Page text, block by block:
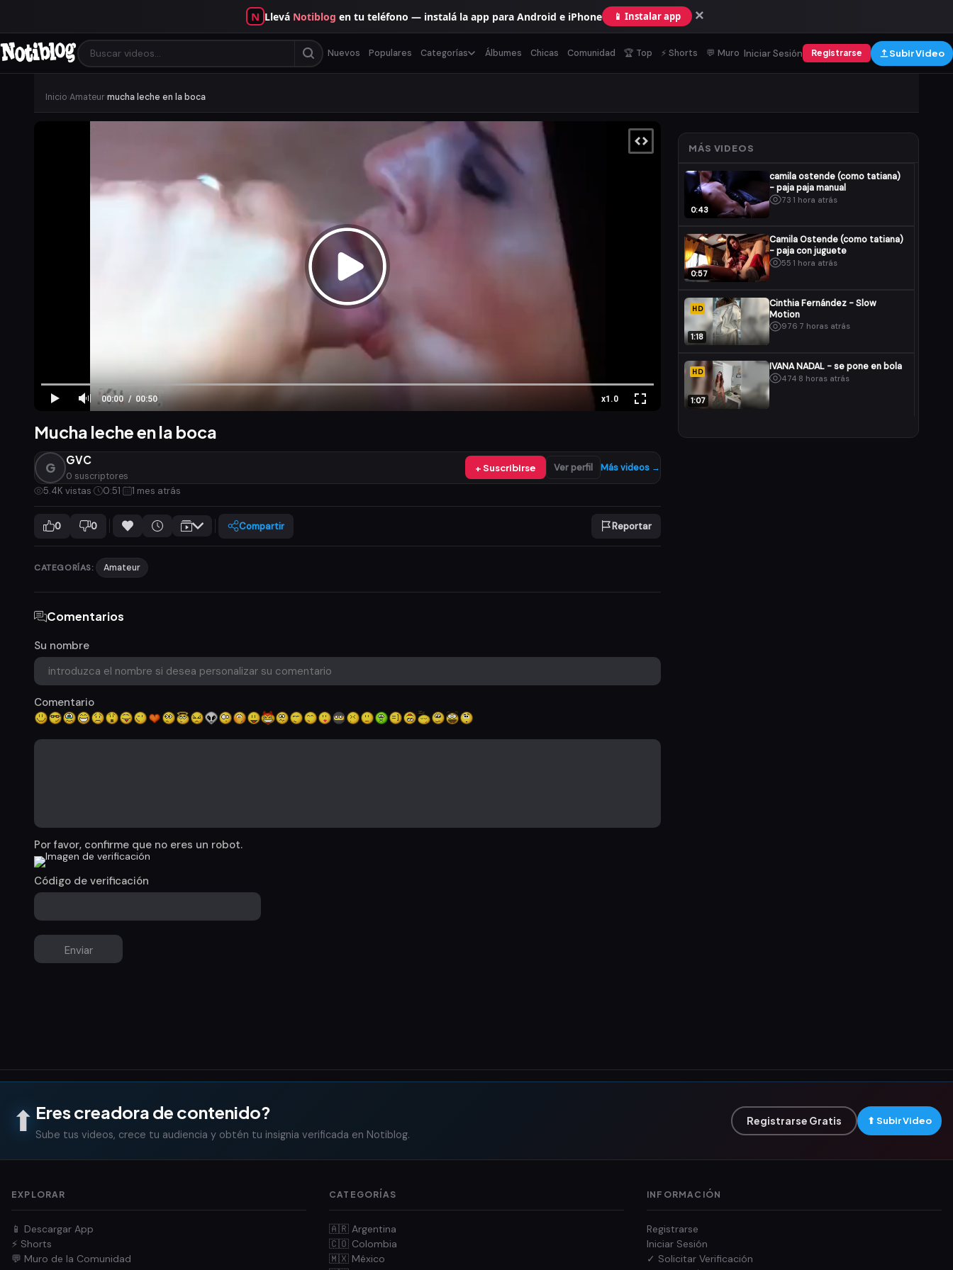
N Llevá Notiblog en tu teléfono — instalá la app para Android e iPhone 📱 Instalar app ×
Nuevos Populares Categorías Álbumes Chicas Comunidad 🏆 Top ⚡ Shorts 💬 Muro Iniciar Sesión Registrarse Subir Video
Inicio Amateurmucha leche en la boca
00:00 x1.0
00:50
Mucha leche en la boca
G GVC
0 suscriptores
+ Suscribirse Ver perfil Más videos →
5.4K vistas· 0:51· 1 mes atrás
0 0 Compartir Reportar
CATEGORÍAS: Amateur
Comentarios
Su nombre
Comentario
Por favor, confirme que no eres un robot.
Código de verificación
MÁS VIDEOS
0:43
camila ostende (como tatiana)
- paja paja manual
73 1 hora atrás
0:57
Camila Ostende (como tatiana)
- paja con juguete
55 1 hora atrás
HD
1:18
Cinthia Fernández - Slow
Motion
976 7 horas atrás
HD
1:07
IVANA NADAL - se pone en bola
474 8 horas atrás
⬆ Eres creadora de contenido?
Sube tus videos, crece tu audiencia y obtén tu insignia verificada en Notiblog.
Registrarse Gratis ⬆ Subir Video
EXPLORAR
📱 Descargar App
⚡ Shorts
💬 Muro de la Comunidad
CATEGORÍAS
🇦🇷 Argentina
🇨🇴 Colombia
🇲🇽 México
INFORMACIÓN
Registrarse
Iniciar Sesión
✓ Solicitar Verificación